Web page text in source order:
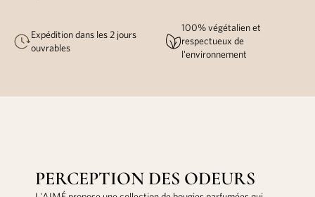
Expédition dans les 2 jours
ouvrables
100% végétalien et
respectueux de
l'environnement
PERCEPTION DES ODEURS